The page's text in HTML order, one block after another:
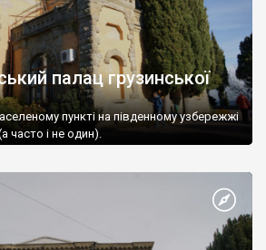
палац грузинської
пункті на південному узбережжі
часто і не один).